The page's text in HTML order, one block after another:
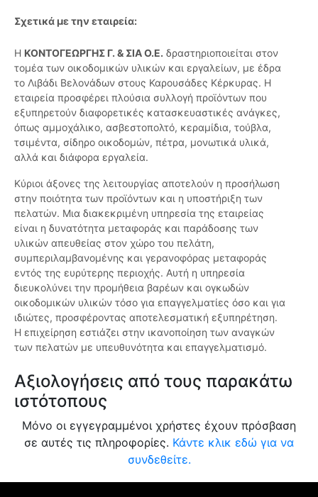
Σχετικά με την εταιρεία:
Η ΚΟΝΤΟΓΕΩΡΓΗΣ Γ. & ΣΙΑ Ο.Ε. δραστηριοποιείται στον
τομέα των οικοδομικών υλικών και εργαλείων, με έδρα
το Λιβάδι Βελονάδων στους Καρουσάδες Κέρκυρας. Η
εταιρεία προσφέρει πλούσια συλλογή προϊόντων που
εξυπηρετούν διαφορετικές κατασκευαστικές ανάγκες,
όπως αμμοχάλικο, ασβεστοπολτό, κεραμίδια, τούβλα,
τσιμέντα, σίδηρο οικοδομών, πέτρα, μονωτικά υλικά,
αλλά και διάφορα εργαλεία.
Κύριοι άξονες της λειτουργίας αποτελούν η προσήλωση
στην ποιότητα των προϊόντων και η υποστήριξη των
πελατών. Μια διακεκριμένη υπηρεσία της εταιρείας
είναι η δυνατότητα μεταφοράς και παράδοσης των
υλικών απευθείας στον χώρο του πελάτη,
συμπεριλαμβανομένης και γερανοφόρας μεταφοράς
εντός της ευρύτερης περιοχής. Αυτή η υπηρεσία
διευκολύνει την προμήθεια βαρέων και ογκωδών
οικοδομικών υλικών τόσο για επαγγελματίες όσο και για
ιδιώτες, προσφέροντας αποτελεσματική εξυπηρέτηση.
Η επιχείρηση εστιάζει στην ικανοποίηση των αναγκών
των πελατών με υπευθυνότητα και επαγγελματισμό.
Αξιολογήσεις από τους παρακάτω
ιστότοπους
Μόνο οι εγγεγραμμένοι χρήστες έχουν πρόσβαση
σε αυτές τις πληροφορίες. Κάντε κλικ εδώ για να
συνδεθείτε.